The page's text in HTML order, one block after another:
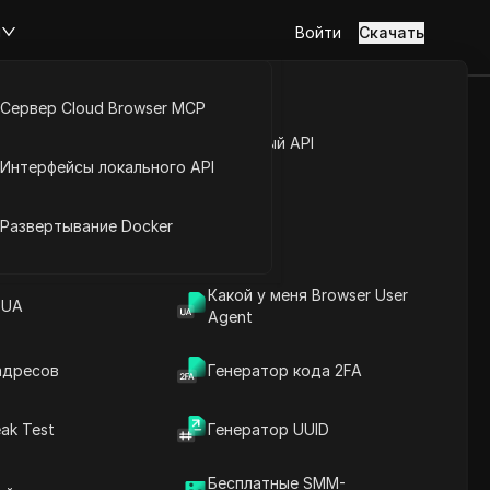
Открытый API
Какой у меня Browser User
Agent
Генератор кода 2FA
Test Генератор UUID
Бесплатные SMM-
Сервер Cloud Browser MCP
Интерфейсы локального API
Развертывание Docker
Войти Скачать
Введение в содержание